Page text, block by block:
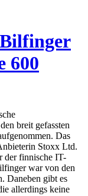
600
breit gefassten
Das
Stoxx Ltd.
der finnische IT-
war von den
Daneben gibt es
allerdings keine